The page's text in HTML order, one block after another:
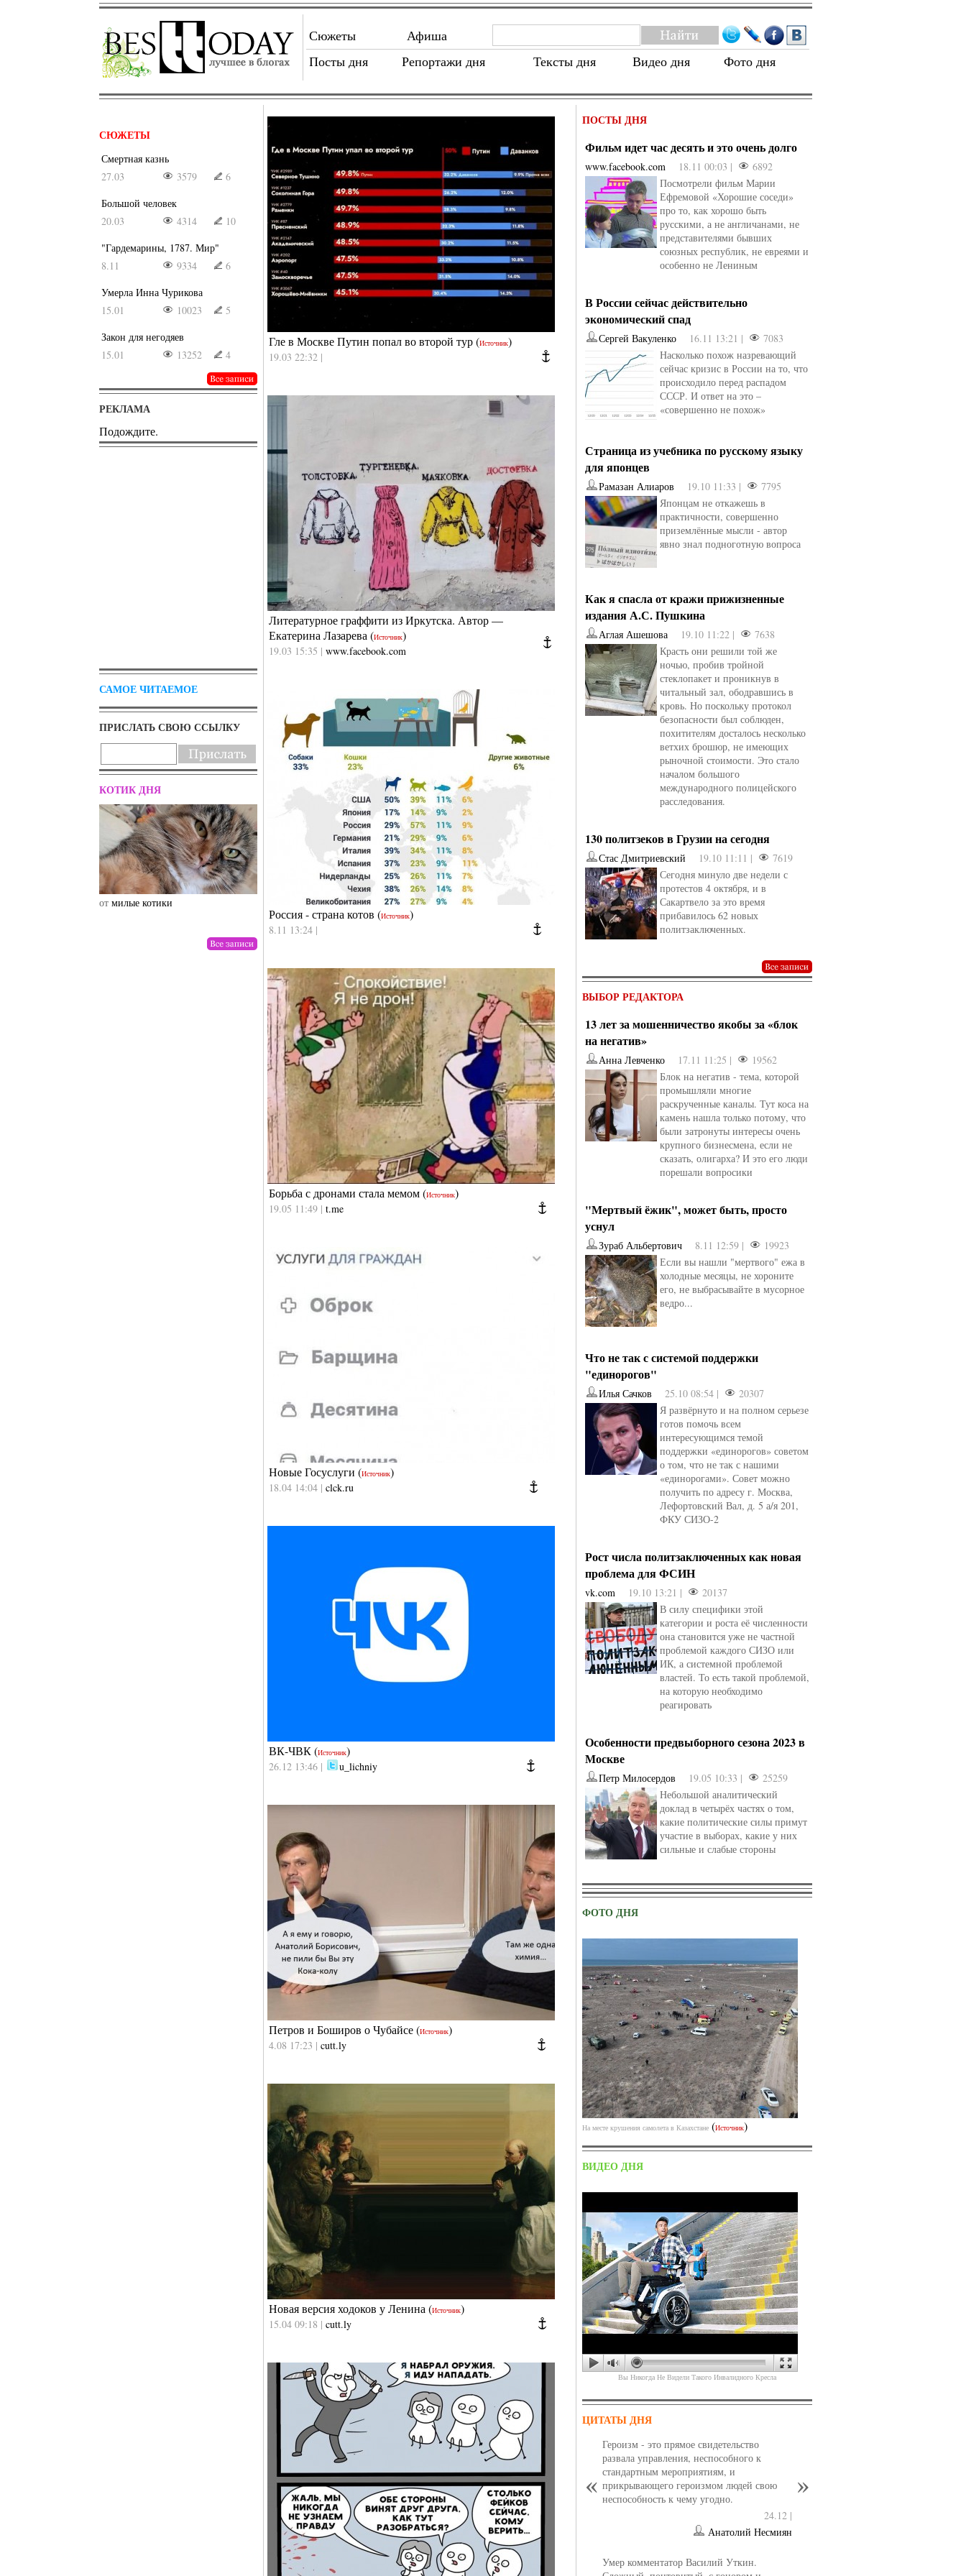
Сюжеты
Афиша
Посты дня
Репортажи дня Тексты дня Видео дня Фото дня
СЮЖЕТЫ
Смертная казнь
27.03
3579
6
Большой человек
20.03
4314
10
"Гардемарины, 1787. Мир"
8.11
9334
6
Умерла Инна Чурикова
15.01
10023
5
Закон для негодяев
15.01
13252 4
РЕКЛАМА
Подождите.
САМОЕ ЧИТАЕМОЕ
ПРИСЛАТЬ СВОЮ ССЫЛКУ
КОТИК ДНЯ
отмилые котики drunktwi отНаталья Верхова от Ирина Иновели от kotyaravesel
Гле в Москве Путин попал во второй тур(Источник)
19.03 22:32 |
Литературное граффити из Иркутска. Автор —
Екатерина Лазарева (Источник)
19.03 15:35 |www.facebook.com
Россия - страна котов (Источник)
8.11 13:24 |
Борьба с дронами стала мемом(Источник)
19.05 11:49 |t.me
Новые Госуслуги (Источник)
18.04 14:04 |clck.ru
ВК-ЧВК(Источник)
26.12 13:46 | u_lichniy
Петров и Боширов о Чубайсе(Источник)
4.08 17:23 |cutt.ly
Новая версия ходоков у Ленина (Источник)
15.04 09:18 |cutt.ly
ПОСТЫ ДНЯ
Фильм идет час десять и это очень долго
www.facebook.com 18.11 00:03 |
6892
Посмотрели фильм Марии
Ефремовой «Хорошие соседи»
про то, как хорошо быть
русскими, а не англичанами, не
представителями бывших
союзных республик, не евреями и
особенно не Лениным
В России сейчас действительно
экономический спад
Сергей Вакуленко 16.11 13:21 |
7083
Насколько похож назревающий
сейчас кризис в России на то, что
происходило перед распадом
СССР. И ответ на это –
«совершенно не похож»
Страница из учебника по русскому языку
для японцев
Рамазан Алиаров 19.10 11:33 |
7795
Японцам не откажешь в
практичности, совершенно
приземлённые мысли - автор
явно знал подноготную вопроса
Как я спасла от кражи прижизненные
издания А.С. Пушкина
Аглая Ашешова 19.10 11:22 |
7638
Красть они решили той же
ночью, пробив тройной
стеклопакет и проникнув в
читальный зал, ободравшись в
кровь. Но поскольку протокол
безопасности был соблюден,
похитителям досталось несколько
ветхих брошюр, не имеющих
рыночной стоимости. Это стало
началом большого
международного полицейского
расследования.
130 политзеков в Грузии на сегодня
Стас Дмитриевский 19.10 11:11 |
7619
Сегодня минуло две недели с
протестов 4 октября, и в
Сакартвело за это время
прибавилось 62 новых
политзаключенных.
ВЫБОР РЕДАКТОРА
13 лет за мошенничество якобы за «блок
на негатив»
Анна Левченко 17.11 11:25 |
19562
Блок на негатив - тема, которой
промышляли многие
раскрученные каналы. Тут коса на
камень нашла только потому, что
были затронуты интересы очень
крупного бизнесмена, если не
сказать, олигарха? И это его люди
порешали вопросики
"Мертвый ёжик", может быть, просто
уснул
Зураб Альбертович 8.11 12:59 |
19923
Если вы нашли "мертвого" ежа в
холодные месяцы, не хороните
его, не выбрасывайте в мусорное
ведро...
Что не так с системой поддержки
"единорогов"
Илья Сачков 25.10 08:54 |
20307
Я развёрнуто и на полном серьезе
готов помочь всем
интересующимся темой
поддержки «единорогов» советом
о том, что не так с нашими
«единорогами». Совет можно
получить по адресу г. Москва,
Лефортовский Вал, д. 5 а/я 201,
ФКУ СИЗО-2
Рост числа политзаключенных как новая
проблема для ФСИН
vk.com 19.10 13:21 |
20137
В силу специфики этой
категории и роста её численности
она становится уже не частной
проблемой каждого СИЗО или
ИК, а системной проблемой
властей. То есть такой проблемой,
на которую необходимо
реагировать
Особенности предвыборного сезона 2023 в
Москве
Петр Милосердов 19.05 10:33 |
25259
Небольшой аналитический
доклад в четырёх частях о том,
какие политические силы примут
участие в выборах, какие у них
сильные и слабые стороны
ФОТО ДНЯ
На месте крушения самолета в Казахстане (Источник)
Крокус-сити после теракта ( )
ВИДЕО ДНЯ
Вы Никогда Не Видели Такого Инвалидного Кресла
ЦИТАТЫ ДНЯ
Героизм - это прямое свидетельство
развала управления, неспособного к
стандартным мероприятиям, и
прикрывающего героизмом людей свою
неспособность к чему угодно.
24.12 |
Анатолий Несмиян
Умер комментатор Василий Уткин.